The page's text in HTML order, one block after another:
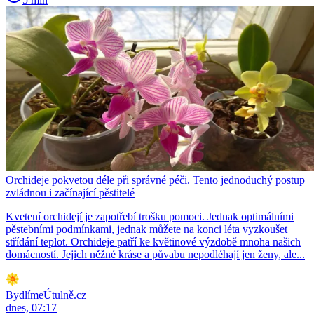
Orchideje pokvetou déle při správné péči. Tento jednoduchý postup
zvládnou i začínající pěstitelé
Kvetení orchidejí je zapotřebí trošku pomoci. Jednak optimálními
pěstebními podmínkami, jednak můžete na konci léta vyzkoušet
střídání teplot. Orchideje patří ke květinové výzdobě mnoha našich
domácností. Jejich něžné kráse a půvabu nepodléhají jen ženy, ale...
BydlímeÚtulně.cz
dnes, 07:17